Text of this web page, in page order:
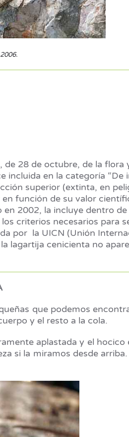
28 de octubre, de la flora
en la categoría “De
superior (extinta, en
función de su valor
2002, la incluye dentro
criterios necesarios para
por la UICN (Unión
lagartija cenicienta no
que podemos
y el resto a la cola.
aplastada y el
si la miramos desde